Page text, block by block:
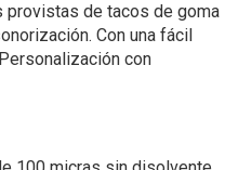
provistas de tacos de goma
Con una fácil
con